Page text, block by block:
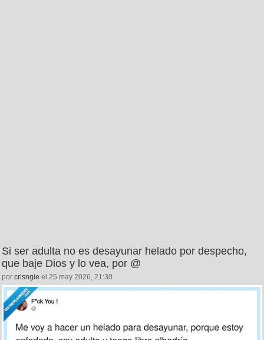
Si ser adulta no es desayunar helado por despecho,
que baje Dios y lo vea, por @
por crisngie el 25 may 2026, 21:30